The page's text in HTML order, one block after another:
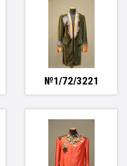
№1/72/3221